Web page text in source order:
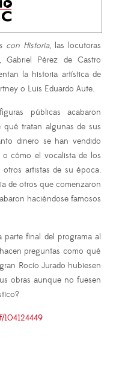
con Historia, las locutoras
Gabriel Pérez de Castro
la historia artística de
o Luis Eduardo Aute.
públicas acabaron
tratan algunas de sus
dinero se han vendido
o cómo el vocalista de los
artistas de su época.
de otros que comenzaron
haciéndose famosos
parte final del programa al
preguntas como qué
Rocío Jurado hubiesen
obras aunque no fuesen